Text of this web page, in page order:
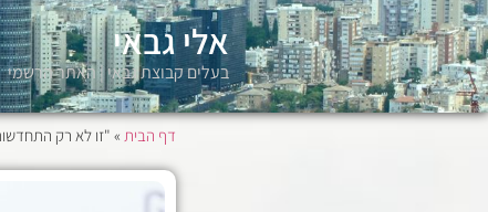
אלי גבאי
בעלים קבוצת גבאי | האתר הרשמי
דף הבית » "זו לא רק